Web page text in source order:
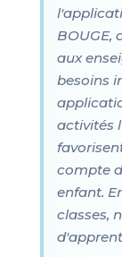
BOUGE,
aux
besoins
activités
compte
enfant.
classes,